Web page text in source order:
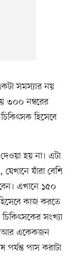
সমস্যার নয়
৩০০ নম্বরের
হিসেবে
হয় না। এটা
যাঁরা বেশি
এখানে ১৫০
কাজ করতে
চিকিৎসকের সংখ্যা
আর একেকজন
পাস করাটা